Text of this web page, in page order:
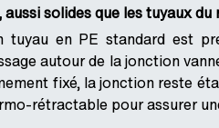
solides que les tuyaux du
en PE standard est
autour de la jonction
fixé, la jonction reste
rétractable pour assurer